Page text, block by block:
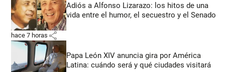
Adiós a Alfonso Lizarazo: los hitos de una
vida entre el humor, el secuestro y el Senado
hace 7 horas share
Papa León XIV anuncia gira por América
Latina: cuándo será y qué ciudades visitará